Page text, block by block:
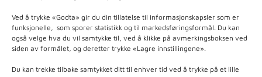
Ved å trykke «Godta» gir du din tillatelse til informasjonskapsler som er
funksjonelle, som sporer statistikk og til markedsføringsformål. Du kan
også velge hva du vil samtykke til, ved å klikke på avmerkingsboksen ved
siden av formålet, og deretter trykke «Lagre innstillingene».
Du kan trekke tilbake samtykket ditt til enhver tid ved å trykke på et lille
- Basert på103anmeldelser